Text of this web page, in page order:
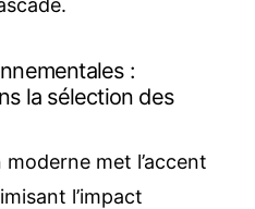
:
la sélection des
met l’accent
l’impact